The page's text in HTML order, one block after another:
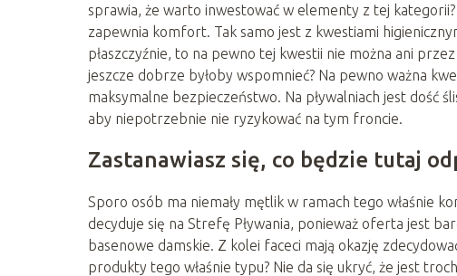
sprawia, że warto inwestować w elementy z tej
zapewnia komfort. Tak samo jest z kwestiami
płaszczyźnie, to na pewno tej kwestii nie można ani
jeszcze dobrze byłoby wspomnieć? Na pewno ważna
maksymalne bezpieczeństwo. Na pływalniach jest dość
aby niepotrzebnie nie ryzykować na tym froncie.
Zastanawiasz się, co będzie tutaj
Sporo osób ma niemały mętlik w ramach tego właśnie
decyduje się na Strefę Pływania, ponieważ oferta jest
basenowe damskie. Z kolei faceci mają okazję
produkty tego właśnie typu? Nie da się ukryć, że jest